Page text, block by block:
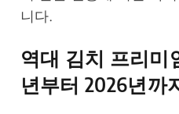
니다.
역대 김치 프리미
년부터 2026년까